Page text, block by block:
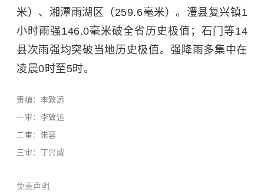
米）、湘潭雨湖区（259.6毫米）。澧县复兴镇1
小时雨强146.0毫米破全省历史极值；石门等14
县次雨强均突破当地历史极值。强降雨多集中在
凌晨0时至5时。
责编：李致远
一审：李致远
二审：朱蓉
三审：丁兴威
免责声明